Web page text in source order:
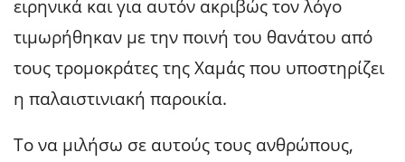
ειρηνικά και για αυτόν ακριβώς τον λόγο
τιμωρήθηκαν με την ποινή του θανάτου από
τους τρομοκράτες της Χαμάς που υποστηρίζει
η παλαιστινιακή παροικία.
Το να μιλήσω σε αυτούς τους ανθρώπους,